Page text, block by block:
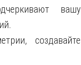
вашу
создавайте